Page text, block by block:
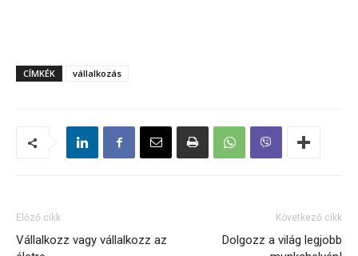
CÍMKÉK vállalkozás
Előző cikk
Vállalkozz vagy vállalkozz az
Következő cikk
Dolgozz a világ legjobb